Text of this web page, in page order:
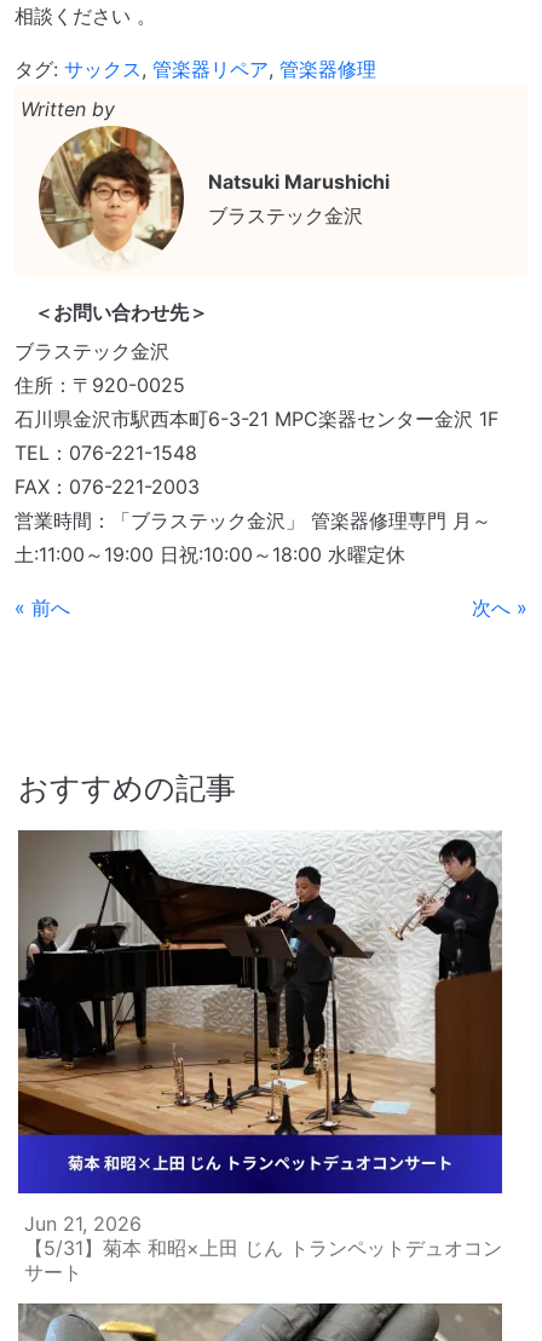
相談ください 。
タグ: サックス, 管楽器リペア, 管楽器修理
Written by
Natsuki Marushichi
ブラステック金沢
＜お問い合わせ先＞
ブラステック金沢
住所：〒920-0025
石川県金沢市駅西本町6-3-21 MPC楽器センター金沢 1F
TEL：076-221-1548
FAX：076-221-2003
営業時間：「ブラステック金沢」 管楽器修理専門 月～
土:11:00～19:00 日祝:10:00～18:00 水曜定休
« 前へ 次へ »
おすすめの記事
Jun 21, 2026
【5/31】菊本 和昭×上田 じん トランペットデュオコン
サート